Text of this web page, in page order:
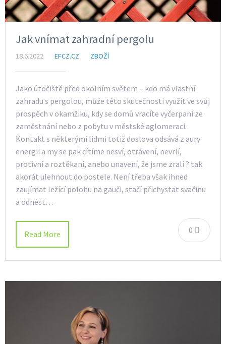
Jak vnímat zahradní pergolu
18.6.2022 EFCZ.CZ ZBOŽÍ
Jako útočiště před okolním světem – kdo má vlastní
zahradu s pergolou, může této skutečnosti využít ve svůj
prospěch v okamžiku, kdy se domů vracíte vyčerpaní ze
zaměstnání nebo z pobytu v městské aglomeraci.
Kontakt s některými lidmi totiž doslova odsává z aury
energii a my se pak cítíme nesví, otrávení, nevrlí,
protivní a roztěkaní, anebo unavení, že jsme zralí ? tak
akorát ulehnout do postele. Není třeba však ihned
zaujímat ležící polohu na gauči, stačí přichystat svačinu
a odnést…
0
Read More